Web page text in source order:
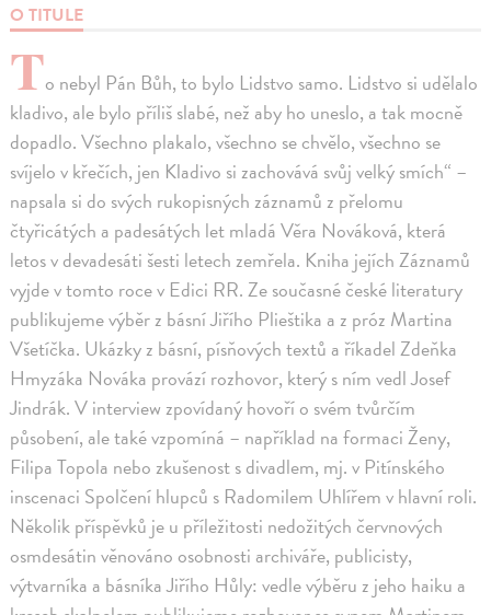
O TITULE
To nebyl Pán Bůh, to bylo Lidstvo samo. Lidstvo si udělalo
kladivo, ale bylo příliš slabé, než aby ho uneslo, a tak mocně
dopadlo. Všechno plakalo, všechno se chvělo, všechno se
svíjelo v křečích, jen Kladivo si zachovává svůj velký smích“ –
napsala si do svých rukopisných záznamů z přelomu
čtyřicátých a padesátých let mladá Věra Nováková, která
letos v devadesáti šesti letech zemřela. Kniha jejích Záznamů
vyjde v tomto roce v Edici RR. Ze současné české literatury
publikujeme výběr z básní Jiřího Plieštika a z próz Martina
Všetíčka. Ukázky z básní, písňových textů a říkadel Zdeňka
Hmyzáka Nováka provází rozhovor, který s ním vedl Josef
Jindrák. V interview zpovídaný hovoří o svém tvůrčím
působení, ale také vzpomíná – například na formaci Ženy,
Filipa Topola nebo zkušenost s divadlem, mj. v Pitínského
inscenaci Spolčení hlupců s Radomilem Uhlířem v hlavní roli.
Několik příspěvků je u příležitosti nedožitých červnových
osmdesátin věnováno osobnosti archiváře, publicisty,
výtvarníka a básníka Jiřího Hůly: vedle výběru z jeho haiku a